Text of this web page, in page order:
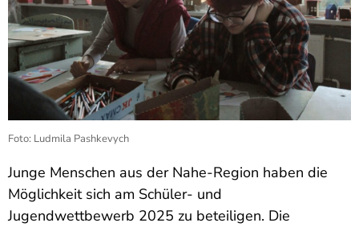
Foto: Ludmila Pashkevych
Junge Menschen aus der Nahe-Region haben die
Möglichkeit sich am Schüler- und
Jugendwettbewerb 2025 zu beteiligen. Die